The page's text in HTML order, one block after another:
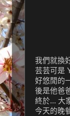
我們就換
芸芸可是
好悠閒的
後是他爸
終於... 大
今天的晚